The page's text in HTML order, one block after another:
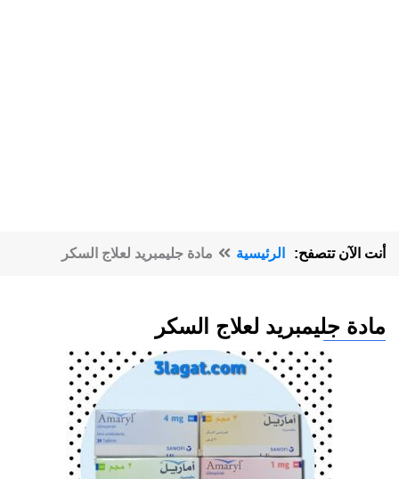
أنت الآن تتصفح: الرئيسية مادة جليمبريد لعلاج السكر
مادة جليمبريد لعلاج السكر